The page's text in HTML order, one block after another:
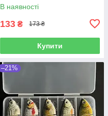
В наявності
133 ₴ 173 ₴
Купити
–21%